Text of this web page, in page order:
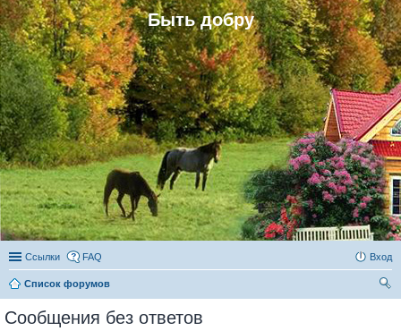
Быть добру
Ссылки FAQ Вход
Список форумов
Сообщения без ответов